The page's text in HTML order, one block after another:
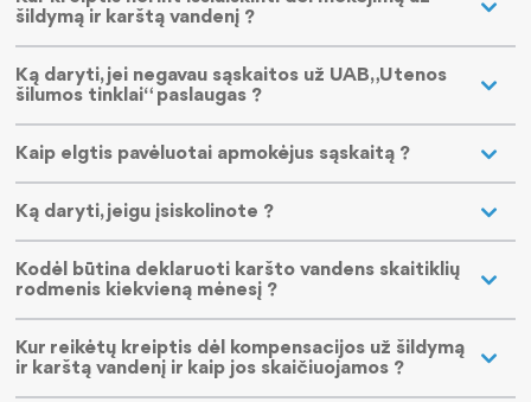
Pajamos
Šilumos energijos gamyba
Kuro struktūra
Išmetamas CO2 kiekis
ES finansuojami projektai
Atliktos investicijos
Nauji šilumos paskirstymo metodai
Sutartys
Energijos taupymas
Teisinė informacija
Šilumos įrenginių prie šilumos perdavimo tinklų
Pastato šilumos punkto įrengimo, rekonstravimo
Šilumos supirkimas iš nepriklausomų gamintojų
Viešieji pirkimai
Darbo užmokestis
Paskatinimai ir apdovanojimai
Finansinių ataskaitų rinkiniai
Informacija apie veiklą ir rezultatus
Tarnybiniai lengvieji automobiliai
Lėšos veiklai viešinti
šildymą ir karštą vandenį ?
Ką daryti, jei negavau sąskaitos už UAB „Utenos
šilumos tinklai“ paslaugas ?
Kaip elgtis pavėluotai apmokėjus sąskaitą ?
Ką daryti, jeigu įsiskolinote ?
Kodėl būtina deklaruoti karšto vandens skaitiklių
rodmenis kiekvieną mėnesį ?
Kur reikėtų kreiptis dėl kompensacijos už šildymą
ir karštą vandenį ir kaip jos skaičiuojamos ?